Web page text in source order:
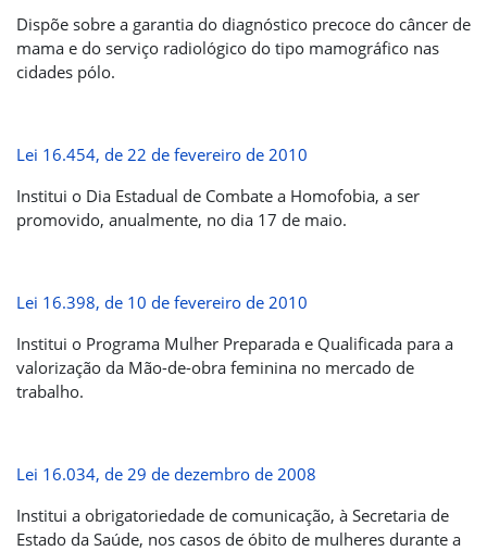
Dispõe sobre a garantia do diagnóstico precoce do câncer de
mama e do serviço radiológico do tipo mamográfico nas
cidades pólo.
Lei 16.454, de 22 de fevereiro de 2010
Institui o Dia Estadual de Combate a Homofobia, a ser
promovido, anualmente, no dia 17 de maio.
Lei 16.398, de 10 de fevereiro de 2010
Institui o Programa Mulher Preparada e Qualificada para a
valorização da Mão-de-obra feminina no mercado de
trabalho.
Lei 16.034, de 29 de dezembro de 2008
Institui a obrigatoriedade de comunicação, à Secretaria de
Estado da Saúde, nos casos de óbito de mulheres durante a